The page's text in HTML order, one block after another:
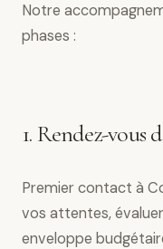
Notre
phases :
1. Rendez-vous
Premier contact à
vos attentes,
enveloppe